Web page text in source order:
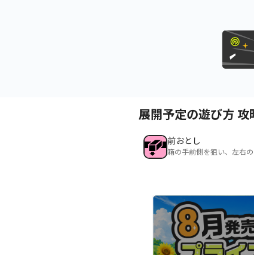
展開予定の遊び方 攻
前おとし
箱の手前側を狙い、左右